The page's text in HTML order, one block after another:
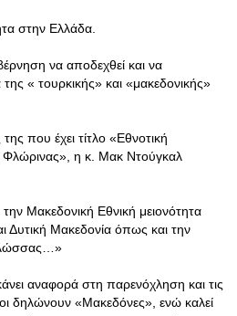
στην Ελλάδα.
να αποδεχθεί και να
« τουρκικής» και «μακεδονικής»
που έχει τίτλο «Εθνοτική
Φλώρινας», η κ. Μακ Ντούγκαλ
Μακεδονική Εθνική μειονότητα
Δυτική Μακεδονία όπως και την
αναφορά στη παρενόχληση και τις
δηλώνουν «Μακεδόνες», ενώ καλεί